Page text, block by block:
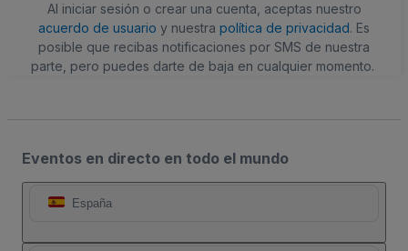
Al iniciar sesión o crear una cuenta, aceptas nuestro
acuerdo de usuario y nuestra política de privacidad. Es
posible que recibas notificaciones por SMS de nuestra
parte, pero puedes darte de baja en cualquier momento.
Eventos en directo en todo el mundo
España